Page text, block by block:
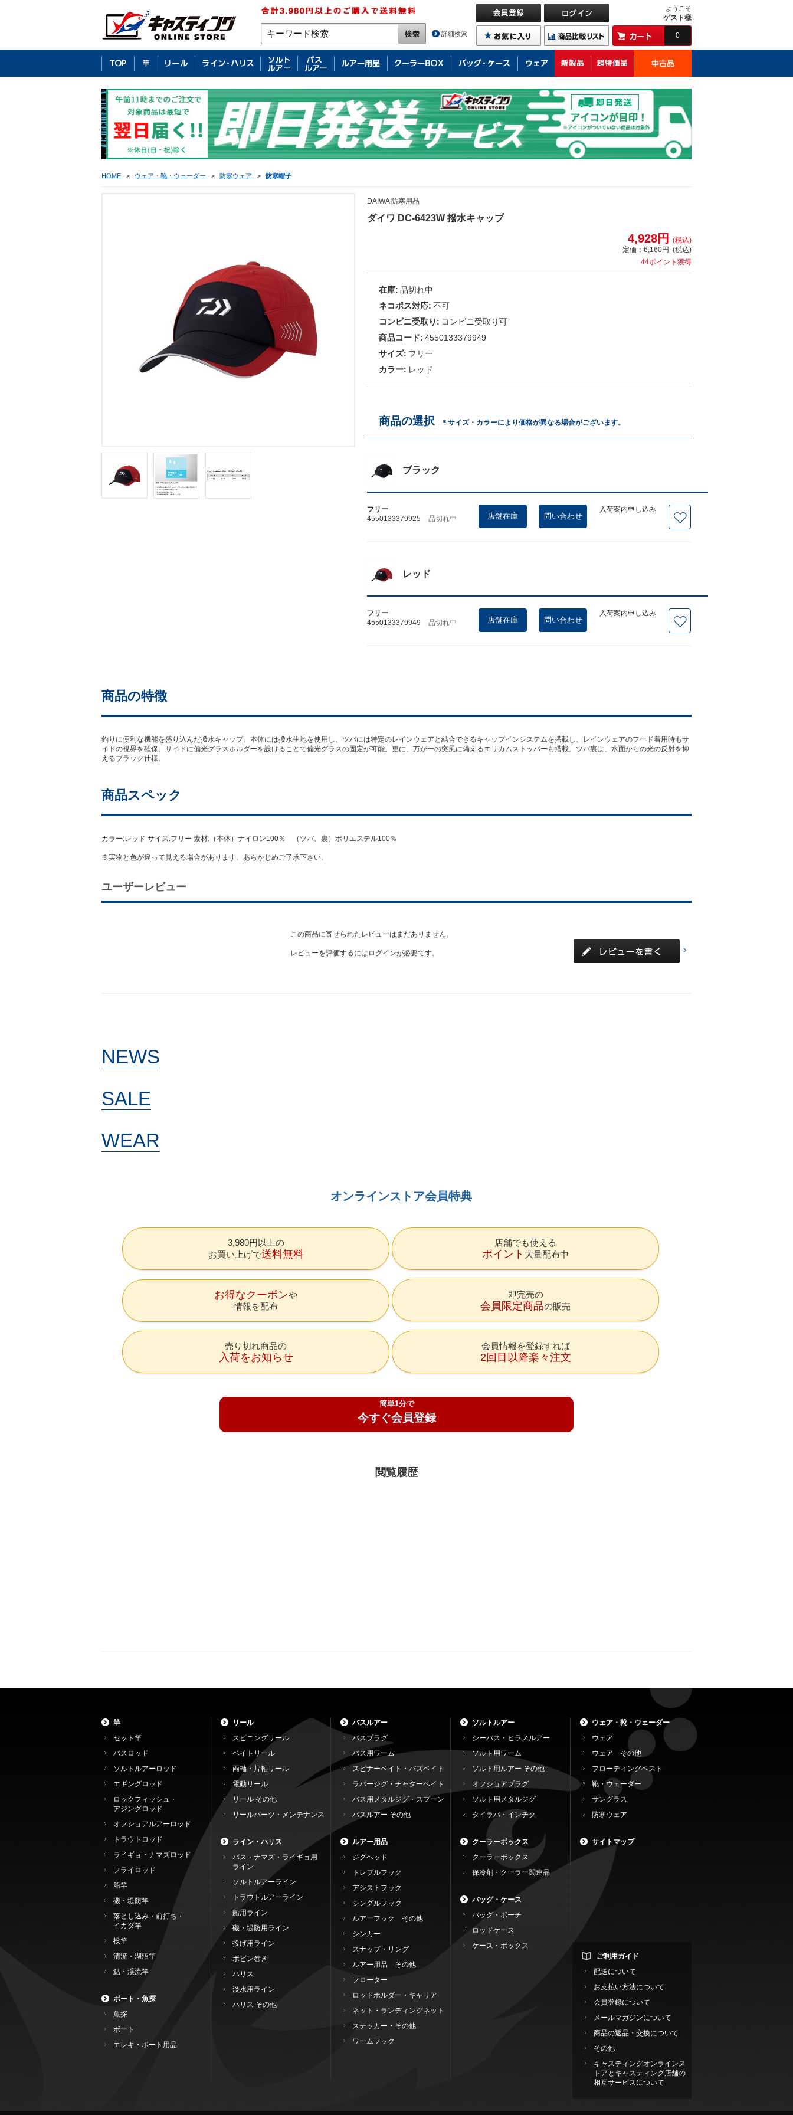
詳細検索
ようこそ
ゲスト様
0
HOME > ウェア・靴・ウェーダー > 防寒ウェア > 防寒帽子
DAIWA 防寒用品
ダイワ DC-6423W 撥水キャップ
4,928円
(税込)
定価：6,160円 (税込)
44ポイント獲得
在庫: 品切れ中
ネコポス対応: 不可
コンビニ受取り: コンビニ受取り可
商品コード: 4550133379949
サイズ: フリー
カラー: レッド
商品の選択 ＊サイズ・カラーにより価格が異なる場合がございます。
ブラック
フリー
4550133379925
品切れ中 店舗在庫 問い合わせ
入荷案内申し込み
レッド
フリー
4550133379949
品切れ中 店舗在庫 問い合わせ
入荷案内申し込み
商品の特徴
釣りに便利な機能を盛り込んだ撥水キャップ。本体には撥水生地を使用し、ツバには特定のレインウェアと結合できるキャップインシステムを搭載し、レインウェアのフード着用時もサ
イドの視界を確保。サイドに偏光グラスホルダーを設けることで偏光グラスの固定が可能。更に、万が一の突風に備えるエリカムストッパーも搭載。ツバ裏は、水面からの光の反射を抑
えるブラック仕様。
商品スペック
カラー:レッド サイズ:フリー 素材:（本体）ナイロン100％ （ツバ、裏）ポリエステル100％
※実物と色が違って見える場合があります。あらかじめご了承下さい。
ユーザーレビュー
この商品に寄せられたレビューはまだありません。
レビューを評価するには ログインが必要です。
NEWS
SALE
WEAR
オンラインストア会員特典
3,980円以上の
お買い上げで送料無料
店舗でも使える
ポイント 大量配布中
お得なクーポン
情報を配布
即完売の
会員限定商品の販売
売り切れ商品の
入荷をお知らせ
会員情報を登録すれば
2回目以降楽々注文
簡単1分で
今すぐ会員登録
閲覧履歴
竿
セット竿
バスロッド
ソルトルアーロッド
エギングロッド
ロックフィッシュ・
アジングロッド
オフショアルアーロッド
トラウトロッド
ライギョ・ナマズロッド
フライロッド
船竿
磯・堤防竿
落とし込み・前打ち・
イカダ竿
投竿
清流・湖沼竿
鮎・渓流竿
ボート・魚探
魚探
ボート
エレキ・ボート用品
リール
スピニングリール
ベイトリール
両軸・片軸リール
電動リール
リール その他
リールパーツ・メンテナンス
ライン・ハリス
バス・ナマズ・ライギョ用
ライン
ソルトルアーライン
トラウトルアーライン
船用ライン
磯・堤防用ライン
投げ用ライン
ボビン巻き
ハリス
淡水用ライン
ハリス その他
バスルアー
バスプラグ
バス用ワーム
スピナーベイト・バズベイト
ラバージグ・チャターベイト
バス用メタルジグ・スプーン
バスルアー その他
ルアー用品
ジグヘッド
トレブルフック
アシストフック
シングルフック
ルアーフック その他
シンカー
スナップ・リング
ルアー用品 その他
フローター
ロッドホルダー・キャリア
ネット・ランディングネット
ステッカー・その他
ワームフック
ソルトルアー
シーバス・ヒラメルアー
ソルト用ワーム
ソルト用ルアー その他
オフショアプラグ
ソルト用メタルジグ
タイラバ・インチク
クーラーボックス
クーラーボックス
保冷剤・クーラー関連品
バッグ・ケース
バッグ・ポーチ
ロッドケース
ケース・ボックス
ウェア・靴・ウェーダー
ウェア
ウェア その他
フローティングベスト
靴・ウェーダー
サングラス
防寒ウェア
サイトマップ
ご利用ガイド
配送について
お支払い方法について
会員登録について
メールマガジンについて
商品の返品・交換について
その他
キャスティングオンラインス
トアとキャスティング店舗の
相互サービスについて